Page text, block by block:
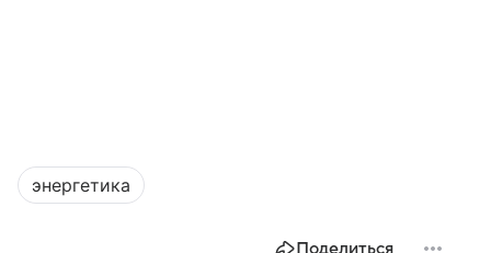
энергетика
Поделиться